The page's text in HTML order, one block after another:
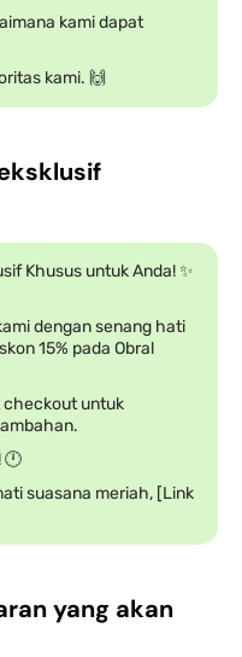
kami dapat
kami. 🙌
Khusus untuk Anda! ✨
dengan senang hati
15% pada Obral
checkout untuk
🕛
suasana meriah, [Link
yang akan